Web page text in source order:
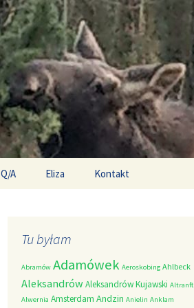
Q/A Eliza Kontakt
Tu byłam
Abramów Adamówek Aeroskobing Ahlbeck
AleksandrówAleksandrów Kujawski Altranft
Alwernia Amsterdam Andzin Anielin Anklam